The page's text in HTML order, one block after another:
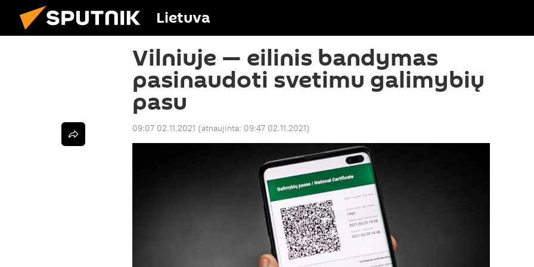
Lietuva
Vilniuje — eilinis bandymas
pasinaudoti svetimu galimybių
pasu
09:07 02.11.2021 (atnaujinta: 09:47 02.11.2021)